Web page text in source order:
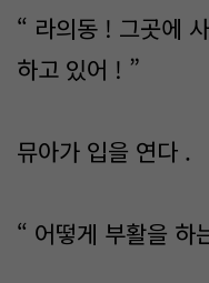
“ 라의동 ! 그곳에
하고 있어 ! ”
뮤아가 입을 연다 .
“ 어떻게 부활을 하